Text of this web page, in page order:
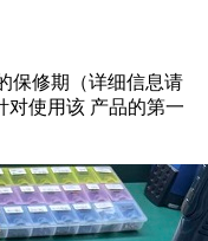
保修期（详细信息请
对使用该 产品的第一